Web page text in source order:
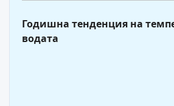
Годишна тенденция на
водата